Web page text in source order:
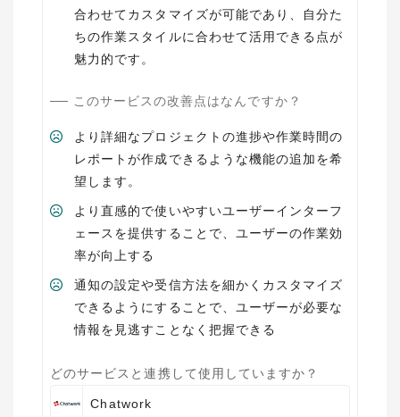
合わせてカスタマイズが可能であり、自分た
ちの作業スタイルに合わせて活用できる点が
魅力的です。
このサービスの改善点はなんですか？
より詳細なプロジェクトの進捗や作業時間の
レポートが作成できるような機能の追加を希
望します。
より直感的で使いやすいユーザーインターフ
ェースを提供することで、ユーザーの作業効
率が向上する
通知の設定や受信方法を細かくカスタマイズ
できるようにすることで、ユーザーが必要な
情報を見逃すことなく把握できる
どのサービスと連携して使用していますか？
Chatwork